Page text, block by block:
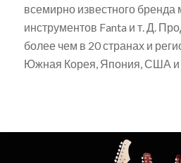
всемирно известного
инструментов Fanta и т. Д.
более чем в 20 странах и
Южная Корея, Япония, США и